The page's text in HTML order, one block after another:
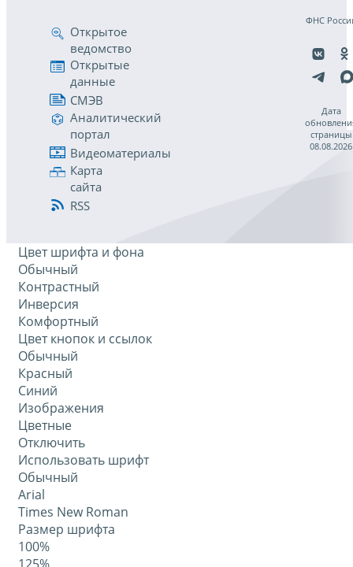
Открытое
ведомство
Открытые
данные
СМЭВ
Аналитический
портал
Видеоматериалы
Карта
сайта
RSS
ФНС
Дата
страницы
08.08.2026
Цвет шрифта и фона
Обычный
Контрастный
Инверсия
Комфортный
Цвет кнопок и ссылок
Обычный
Красный
Синий
Изображения
Цветные
Отключить
Использовать шрифт
Обычный
Arial
Times New Roman
Размер шрифта
100%